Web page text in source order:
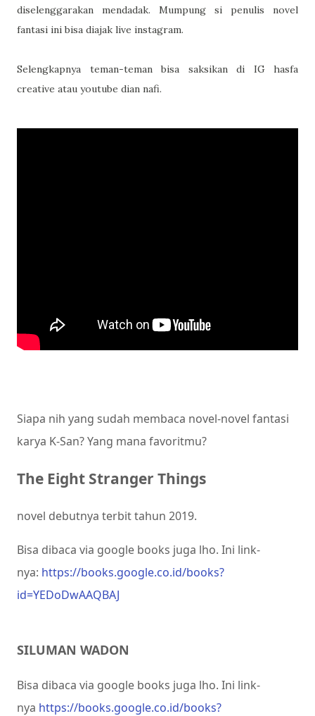
diselenggarakan mendadak. Mumpung si penulis novel
fantasi ini bisa diajak live instagram.
Selengkapnya teman-teman bisa saksikan di IG hasfa
creative atau youtube dian nafi.
Siapa nih yang sudah membaca novel-novel fantasi
karya K-San? Yang mana favoritmu?
The Eight Stranger Things
novel debutnya terbit tahun 2019.
Bisa dibaca via google books juga lho. Ini link-
nya: https://books.google.co.id/books?
id=YEDoDwAAQBAJ
SILUMAN WADON
Bisa dibaca via google books juga lho. Ini link-
nya https://books.google.co.id/books?